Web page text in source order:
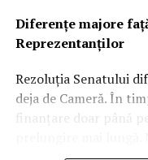
Diferențe majore
Reprezentanților
Rezoluția Senatului
deja de Cameră. În
finanțare doar până